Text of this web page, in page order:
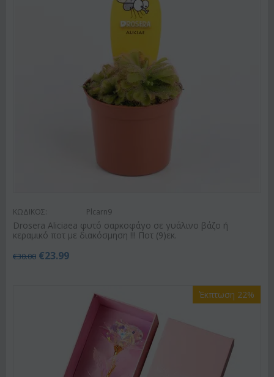
ΚΩΔΙΚΟΣ: Plcarn9
Drosera Aliciaea φυτό σαρκοφάγο σε γυάλινο βάζο ή
κεραμικό ποτ με διακόσμηση !!! Ποτ (9)εκ.
€30.00 €23.99
Έκπτωση 22%